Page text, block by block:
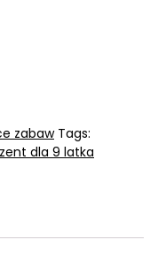
zabaw Tags:
dla 9 latka